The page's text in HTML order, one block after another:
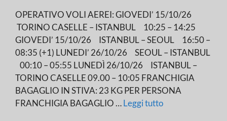
OPERATIVO VOLI AEREI: GIOVEDI’ 15/10/26
TORINO CASELLE – ISTANBUL 10:25 – 14:25
GIOVEDI’ 15/10/26 ISTANBUL – SEOUL 16:50 –
08:35 (+1) LUNEDI’ 26/10/26 SEOUL – ISTANBUL
00:10 – 05:55 LUNEDÌ 26/10/26 ISTANBUL –
TORINO CASELLE 09.00 – 10:05 FRANCHIGIA
BAGAGLIO IN STIVA: 23 KG PER PERSONA
FRANCHIGIA BAGAGLIO …Leggi tutto